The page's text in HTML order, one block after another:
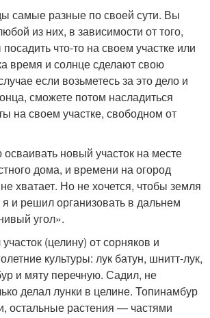
самые разные по своей сути. Вы
из них, в зависимости от того,
что-то на своем участке или
время и солнце сделают свою
если возьметесь за это дело и
сможете потом насладиться
на своем участке, свободном от
новый участок на месте
дома, и времени на огород
хватает. Но не хочется, чтобы земля
и решил организовать в дальнем
угол».
(целину) от сорняков и
культуры: лук батун, шнитт-лук,
и мяту перечную. Садил, не
делал лунки в целине. Топинамбур
остальные растения — частями